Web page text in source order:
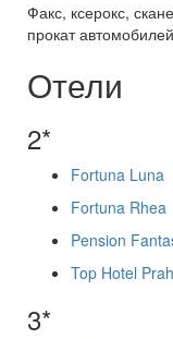
Факс, ксерокс,
прокат
Отели
2*
Fortuna Luna
Fortuna Rhea
Pension
Top Hotel
3*